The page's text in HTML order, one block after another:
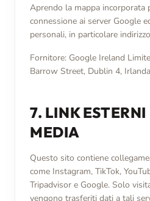
Aprendo la mappa incorporata
connessione ai server Google
personali, in particolare
Fornitore: Google Ireland
Barrow Street, Dublin 4,
7. LINK
MEDIA
Questo sito contiene
come Instagram, TikTok,
Tripadvisor e Google. Solo
vengono trasferiti dati a tali